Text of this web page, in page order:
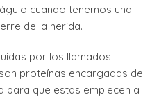
cuando tenemos una
de la herida.
por los llamados
proteínas encargadas de
para que estas empiecen a